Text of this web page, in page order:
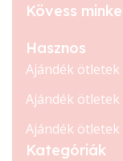
Kövess
Hasznos
Ajándék
Ajándék
Ajándék
Kategóriák